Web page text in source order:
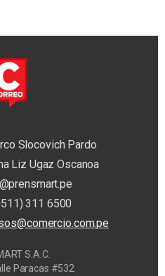
Slocovich Pardo
Liz Ugaz Oscanoa
311 6500
S.A.C.
Paracas #532